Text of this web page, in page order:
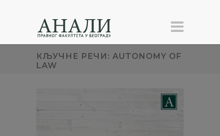
КЉУЧНЕ РЕЧИ: AUTONOMY OF
LAW